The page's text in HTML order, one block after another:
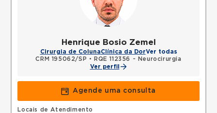
Henrique Bosio Zemel
Cirurgia de ColunaClínica da DorVer todas
CRM 195062/SP •
RQE 112356 - Neurocirurgia
Ver perfil
Agende uma consulta
Locais de Atendimento